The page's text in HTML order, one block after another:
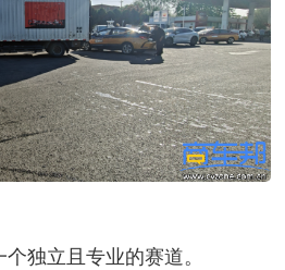
独立且专业的赛道。